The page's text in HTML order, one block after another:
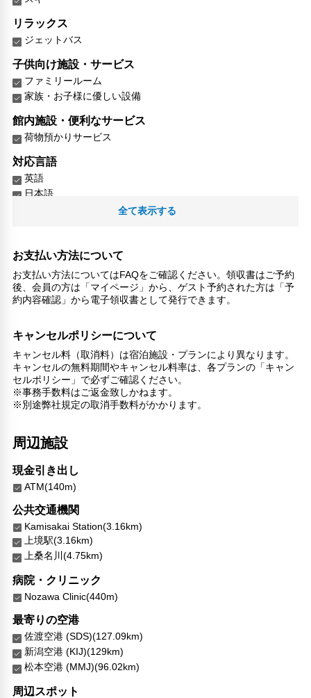
リラックス
ジェットバス
子供向け施設・サービス
ファミリールーム
家族・お子様に優しい設備
館内施設・便利なサービス
荷物預かりサービス
対応言語
英語
日本語
ロッカー
共用ラウンジ/TVエリア
コンタクトレス チェックイン/チェックアウト
リネン・衣類の湯洗い
全て表示する
お支払い方法について
お支払い方法についてはFAQをご確認ください。領収書はご予約
後、会員の方は「マイページ」から、ゲスト予約された方は「予
約内容確認」から電子領収書として発行できます。
キャンセルポリシーについて
キャンセル料（取消料）は宿泊施設・プランにより異なります。
キャンセルの無料期間やキャンセル料率は、各プランの「キャン
セルポリシー」で必ずご確認ください。
※事務手数料はご返金致しかねます。
※別途弊社規定の取消手数料がかかります。
周辺施設
現金引き出し
ATM(140m)
公共交通機関
Kamisakai Station(3.16km)
上境駅(3.16km)
上桑名川(4.75km)
病院・クリニック
Nozawa Clinic(440m)
最寄りの空港
佐渡空港 (SDS)(127.09km)
新潟空港 (KIJ)(129km)
松本空港 (MMJ)(96.02km)
周辺スポット